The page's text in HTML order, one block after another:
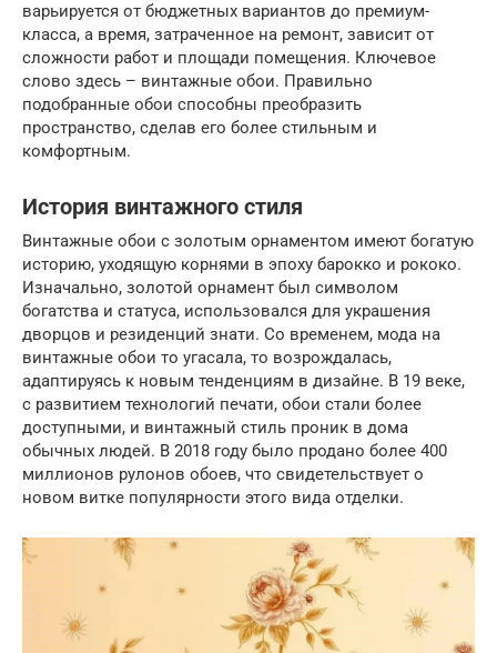
варьируется от бюджетных вариантов до премиум-
класса, а время, затраченное на ремонт, зависит от
сложности работ и площади помещения. Ключевое
слово здесь – винтажные обои. Правильно
подобранные обои способны преобразить
пространство, сделав его более стильным и
комфортным.
История винтажного стиля
Винтажные обои с золотым орнаментом имеют богатую
историю, уходящую корнями в эпоху барокко и рококо.
Изначально, золотой орнамент был символом
богатства и статуса, использовался для украшения
дворцов и резиденций знати. Со временем, мода на
винтажные обои то угасала, то возрождалась,
адаптируясь к новым тенденциям в дизайне. В 19 веке,
с развитием технологий печати, обои стали более
доступными, и винтажный стиль проник в дома
обычных людей. В 2018 году было продано более 400
миллионов рулонов обоев, что свидетельствует о
новом витке популярности этого вида отделки.